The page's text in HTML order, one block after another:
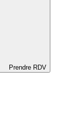
Prendre RDV